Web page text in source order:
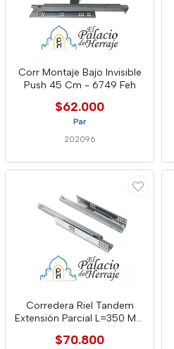
Corr Montaje Bajo Invisible
Push 45 Cm - 6749 Feh
$62.000
Par
202096
Corredera Riel Tandem
Extensión Parcial L=350 Mm
$70.800